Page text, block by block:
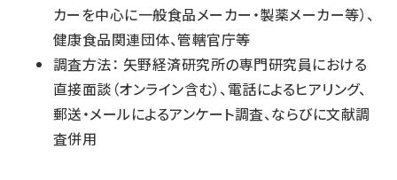
カーを中心に一般食品メーカー・製薬メーカー等）、
健康食品関連団体、管轄官庁等
調査方法： 矢野経済研究所の専門研究員における
直接面談（オンライン含む）、電話によるヒアリング、
郵送・メールによるアンケート調査、ならびに文献調
査併用